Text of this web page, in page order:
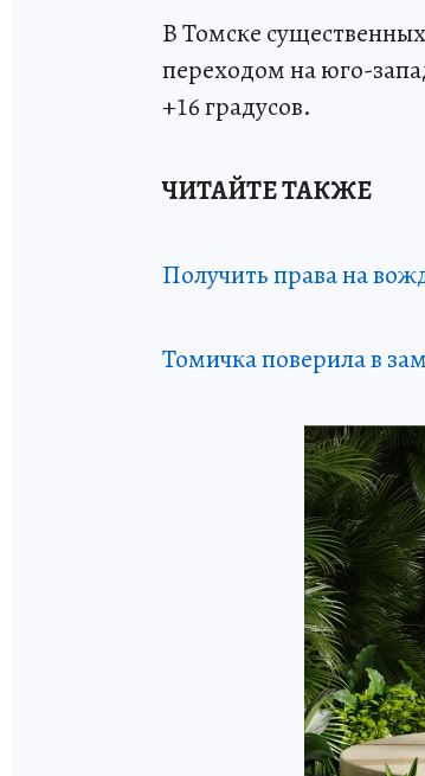
В Томске
переходом на юго-
+16 градусов.
ЧИТАЙТЕ ТАКЖЕ
Получить права на
Томичка поверила в